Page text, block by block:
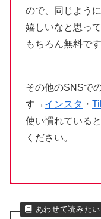
ので、同じよう
嬉しいなと思っ
もちろん無料です
その他のSNSで
す→ インスタ ・
使い慣れている
ください。